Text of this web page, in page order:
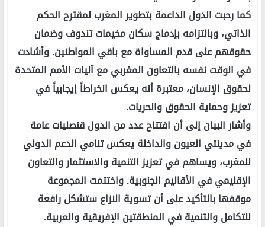
كما رحبت الدول الداعمة بتطوير المغرب لمقترح الحكم
الذاتي، وبالتزامه بإدماج سكان مخيمات تندوف وضمان
حقوقهم على قدم المساواة مع باقي المواطنين. وأشادت
في الوقت نفسه بالتعاون المغربي مع آليات الأمم المتحدة
لحقوق الإنسان، معتبرة أنه يعكس انخراطاً إيجابياً في
تعزيز وحماية الحقوق والحريات.
وأشار البيان إلى أن افتتاح عدد من الدول قنصليات عامة
في مدينتي العيون والداخلة يعكس تنامي الدعم الدولي
للمغرب، ويساهم في تعزيز التنمية والاستثمار والتعاون
الإقليمي في الأقاليم الجنوبية. واختتمت المجموعة
موقفها بالتأكيد على أن تسوية النزاع ستشكل رافعة
للتكامل والتنمية في المنطقتين الإفريقية والعربية.